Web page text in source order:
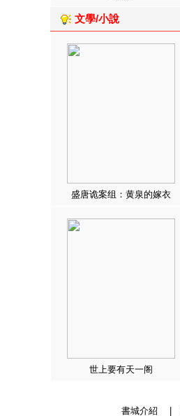
文學/小說
盛唐诡案组：黄泉的嫁衣
世上要有天一阁
書城介紹